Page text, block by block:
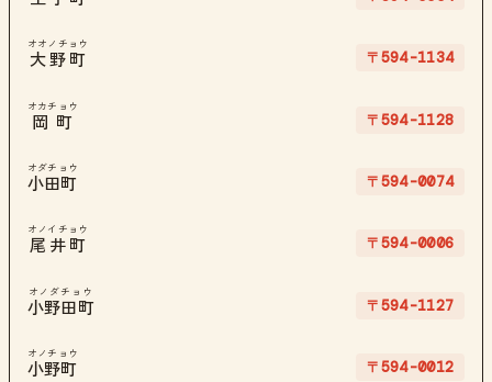
大野町
オオノチョウ
〒594-1134
岡町
オカチョウ
〒594-1128
小田町
オダチョウ
〒594-0074
尾井町
オノイチョウ
〒594-0006
小野田町
オノダチョウ
〒594-1127
小野町
オノチョウ
〒594-0012